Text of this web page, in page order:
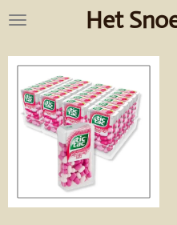
Ga
de
hoofdinhoud
Het